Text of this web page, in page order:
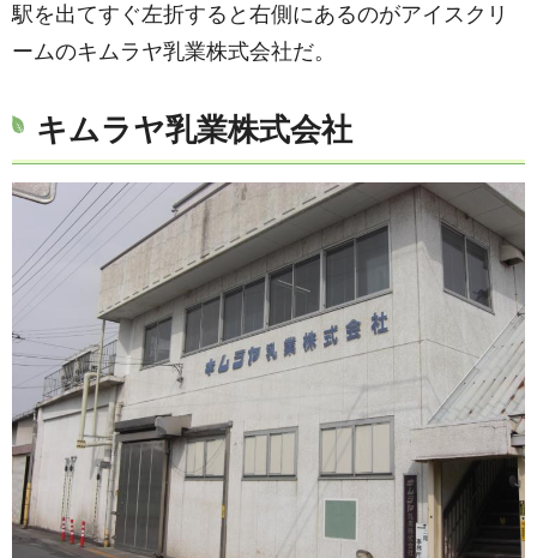
駅を出てすぐ左折すると右側にあるのがアイスクリ
ームのキムラヤ乳業株式会社だ。
キムラヤ乳業株式会社